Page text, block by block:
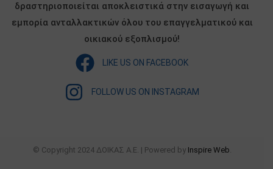
δραστηριοποιείται αποκλειστικά στην εισαγωγή και
εμπορία ανταλλακτικών όλου του επαγγελματικού και
οικιακού εξοπλισμού!
LIKE US ON FACEBOOK
FOLLOW US ON INSTAGRAM
© Copyright 2024 ΔΟΙΚΑΣ Α.Ε. | Powered by Inspire Web.